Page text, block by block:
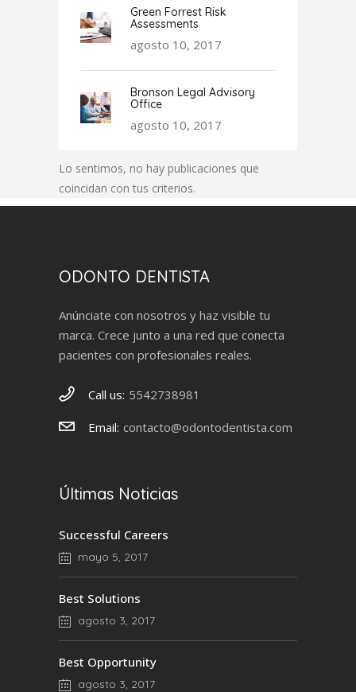
Green Forrest Risk
Assessments
agosto 10, 2017
Bronson Legal Advisory
Office
agosto 10, 2017
Lo sentimos, no hay publicaciones que
coincidan con tus criterios.
ODONTO DENTISTA
Anúnciate con nosotros y haz visible tu
marca. Crece junto a una red que conecta
pacientes con profesionales reales.
Call us: 5542738981
Email: contacto@odontodentista.com
Últimas Noticias
Successful Careers
mayo 5, 2017
Best Solutions
agosto 3, 2017
Best Opportunity
agosto 3, 2017